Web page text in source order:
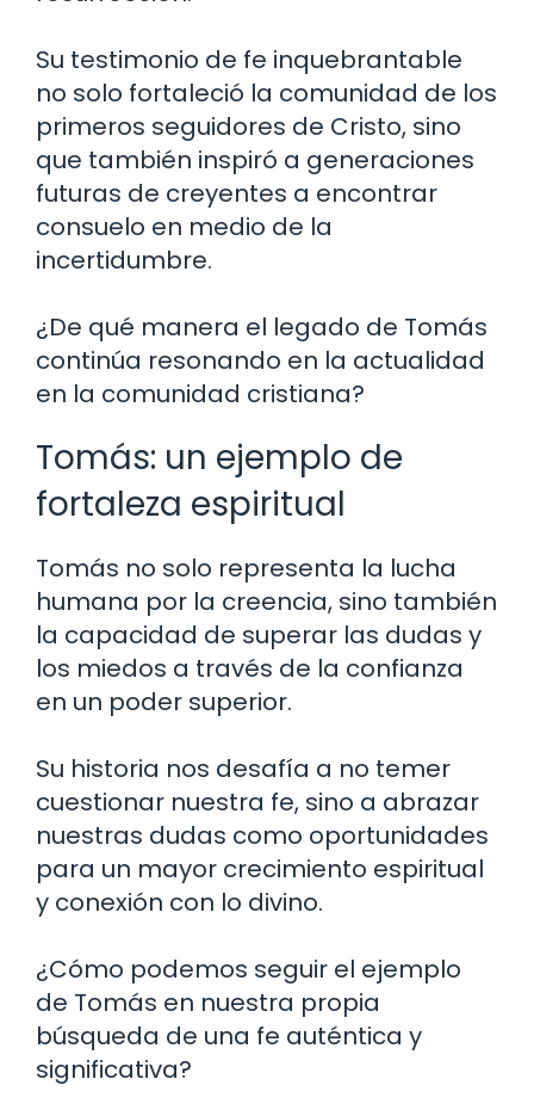
Su testimonio de fe inquebrantable
no solo fortaleció la comunidad de los
primeros seguidores de Cristo, sino
que también inspiró a generaciones
futuras de creyentes a encontrar
consuelo en medio de la
incertidumbre.
¿De qué manera el legado de Tomás
continúa resonando en la actualidad
en la comunidad cristiana?
Tomás: un ejemplo de
fortaleza espiritual
Tomás no solo representa la lucha
humana por la creencia, sino también
la capacidad de superar las dudas y
los miedos a través de la confianza
en un poder superior.
Su historia nos desafía a no temer
cuestionar nuestra fe, sino a abrazar
nuestras dudas como oportunidades
para un mayor crecimiento espiritual
y conexión con lo divino.
¿Cómo podemos seguir el ejemplo
de Tomás en nuestra propia
búsqueda de una fe auténtica y
significativa?